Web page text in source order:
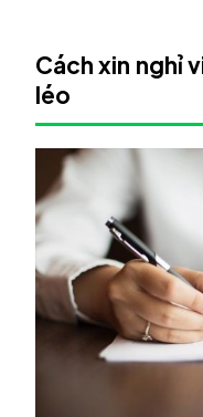
Cách xin nghỉ
léo